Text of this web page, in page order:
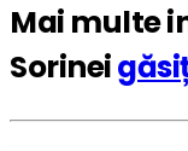
Mai multe
Sorinei